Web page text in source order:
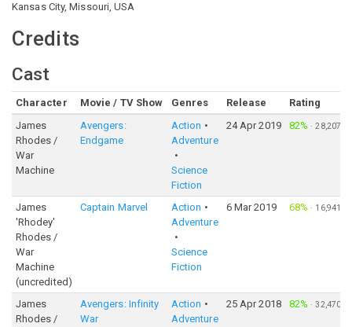
Kansas City, Missouri, USA
Credits
Cast
Character Movie / TV Show Genres Release
Rating
James
Rhodes /
War
Machine
Avengers:
Endgame
Action
Adventure
Science
Fiction
24 Apr 2019 82% ·28,207
James
'Rhodey'
Rhodes /
War
Machine
(uncredited)
Captain Marvel
Action
Adventure
Science
Fiction
6 Mar 2019 68% · 16,941
James
Rhodes /
Avengers: Infinity
War
Action
Adventure
25 Apr 2018 82% ·32,470